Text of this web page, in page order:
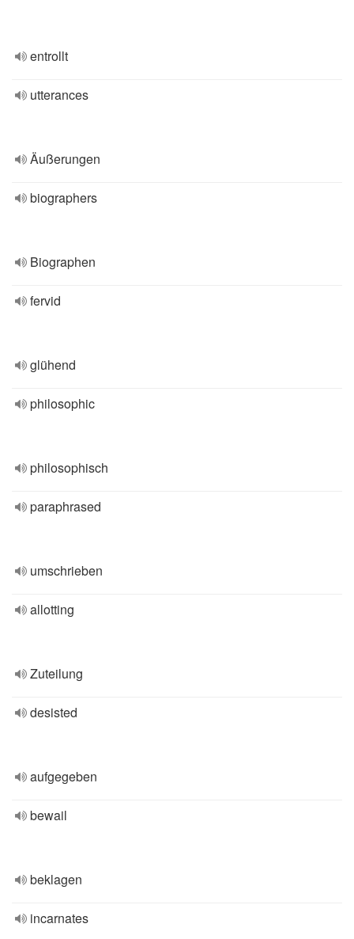
entrollt
utterances
Äußerungen
biographers
Biographen
fervid
glühend
philosophic
philosophisch
paraphrased
umschrieben
allotting
Zuteilung
desisted
aufgegeben
bewail
beklagen
incarnates